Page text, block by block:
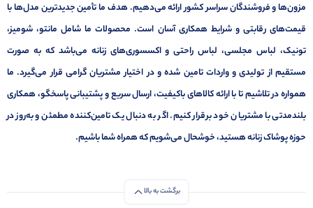
مزون‌ها و فروشندگان سراسر کشور ارائه می‌دهیم. هدف ما تأمین جدیدترین مدل‌ها با
قیمت‌های رقابتی و شرایط همکاری آسان است. محصولات ما شامل مانتو، شومیز،
تونیک، لباس مجلسی، لباس راحتی و اکسسوری‌های زنانه می‌باشد که به صورت
مستقیم از تولیدی و واردات تامین شده و در اختیار مشتریان گرامی قرار می‌گیرد. ما
همواره در تلاشیم تا با ارائه کالاهای باکیفیت، ارسال سریع و پشتیبانی پاسخگو، همکاری
بلندمدتی با مشتریان خود برقرار کنیم. اگر به دنبال یک تامین‌کننده مطمئن و به‌روز در
حوزه پوشاک زنانه هستید، خوشحال می‌شویم که همراه شما باشیم.
برگشت به بالا